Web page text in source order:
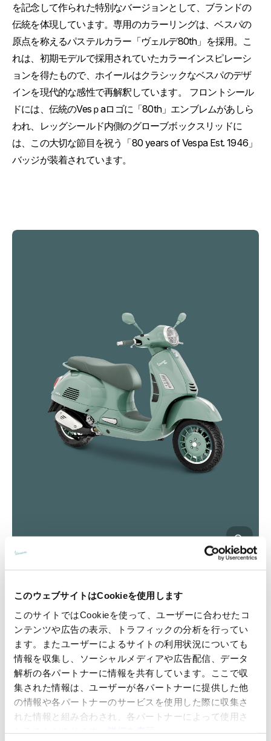
このウェブサイトはCookieを使用します
このサイトではCookieを使って、ユーザーに合わせたコ
ンテンツや広告の表示、トラフィックの分析を行ってい
ます。またユーザーによるサイトの利用状況についても
情報を収集し、ソーシャルメディアや広告配信、データ
解析の各パートナーに情報を共有しています。ここで収
集された情報は、ユーザーが各パートナーに提供した他
の情報や各パートナーのサービスを使用した際に収集さ
れた情報と組み合わされ、各パートナーによって使用さ
を記念して作られた特別なバージョンとして、ブランドの
伝統を体現しています。専用のカラーリングは、ベスパの
原点を称えるパステルカラー「ヴェルデ80th」を採用。こ
れは、初期モデルで採用されていたカラーインスピレーシ
ョンを得たもので、ホイールはクラシックなベスパのデザ
インを現代的な感性で再解釈しています。 フロントシール
ドには、伝統のVesｐaロゴに「80th」エンブレムがあしら
われ、レッグシールド内側のグローブボックスリッドに
は、この大切な節目を祝う「80 years of Vespa Est. 1946」
バッジが装着されています。